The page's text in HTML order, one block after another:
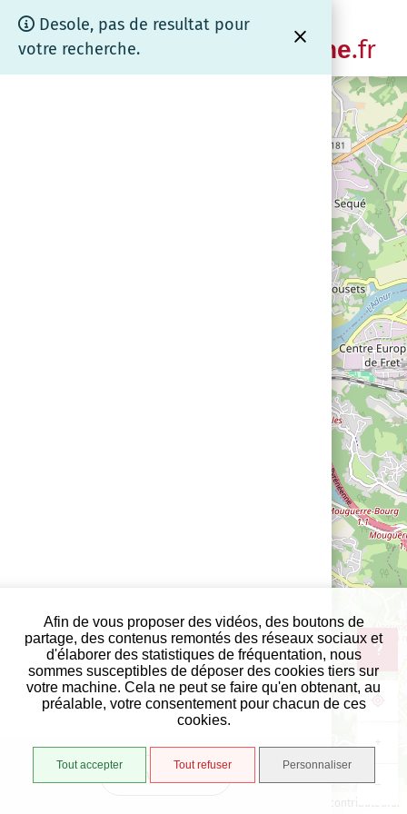
Panneau de gestion des cookies
Afin de vous proposer des vidéos, des boutons de
partage, des contenus remontés des réseaux sociaux et
d'élaborer des statistiques de fréquentation, nous
sommes susceptibles de déposer des cookies tiers sur
votre machine. Cela ne peut se faire qu'en obtenant, au
préalable, votre consentement pour chacun de ces
cookies.
Tout accepter Tout refuser Personnaliser
Cartographie
www.coeurdebrenne.fr
Desole, pas de resultat pour
votre recherche.
+
−
contributeurs.